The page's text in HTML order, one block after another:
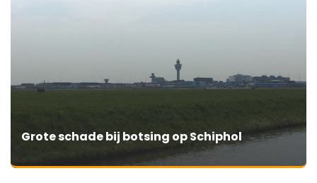
Grote schade bij botsing op Schiphol